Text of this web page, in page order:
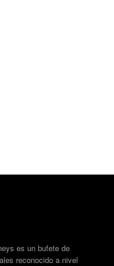
es un bufete de
reconocido a nivel